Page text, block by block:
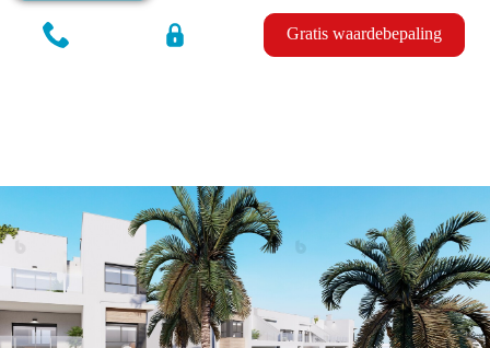
Gratis waardebepaling